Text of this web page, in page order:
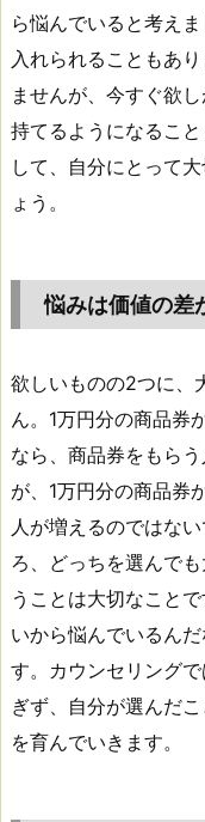
ら悩んでいると考え
入れられることもあ
ませんが、今すぐ欲
持てるようになるこ
して、自分にとって
ょう。
悩みは価値の差
欲しいものの2つに、
ん。1万円分の商品券
なら、商品券をもら
が、1万円分の商品券
人が増えるのではな
ろ、どっちを選んで
うことは大切なこと
いから悩んでいるん
す。カウンセリング
ぎず、自分が選んだ
を育んでいきます。